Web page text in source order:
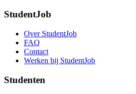
StudentJob
Over StudentJob
FAQ
Contact
Werken bij StudentJob
Studenten